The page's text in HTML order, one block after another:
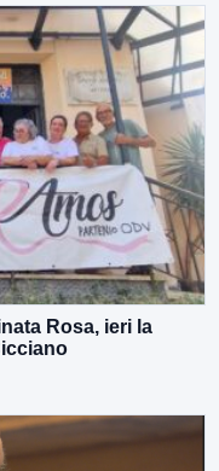
Rosa, ieri la